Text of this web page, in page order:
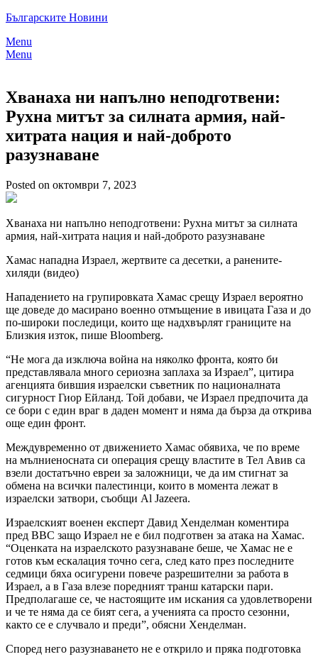
Skip
content
Българските Новини
Menu
Menu
Хванаха ни напълно неподготвени:
Рухна митът за силната армия, най-
хитрата нация и най-доброто
разузнаване
Posted on октомври 7, 2023
Хванаха ни напълно неподготвени: Рухна митът за силната
армия, най-хитрата нация и най-доброто разузнаване
Хамас нападна Израел, жертвите са десетки, а ранените-
хиляди (видео)
Нападението на групировката Хамас срещу Израел вероятно
ще доведе до масирано военно отмъщение в ивицата Газа и до
по-широки последици, които ще надхвърлят границите на
Близкия изток, пише Bloomberg.
“Не мога да изключа война на няколко фронта, която би
представлявала много сериозна заплаха за Израел”, цитира
агенцията бившия израелски съветник по националната
сигурност Гиор Ейланд. Той добави, че Израел предпочита да
се бори с един враг в даден момент и няма да бърза да открива
още един фронт.
Междувременно от движението Хамас обявиха, че по време
на мълниеносната си операция срещу властите в Тел Авив са
взели достатъчно евреи за заложници, че да им стигнат за
обмена на всички палестинци, които в момента лежат в
израелски затвори, съобщи Al Jazeera.
Израелският военен експерт Давид Хенделман коментира
пред BBC защо Израел не е бил подготвен за атака на Хамас.
“Оценката на израелското разузнаване беше, че Хамас не е
готов към ескалация точно сега, след като през последните
седмици бяха осигурени повече разрешителни за работа в
Израел, а в Газа влезе поредният транш катарски пари.
Предполагаше се, че настоящите им искания са удовлетворени
и че те няма да се бият сега, а ученията са просто сезонни,
както се е случвало и преди”, обясни Хенделман.
Според него разузнаването не е открило и пряка подготовка